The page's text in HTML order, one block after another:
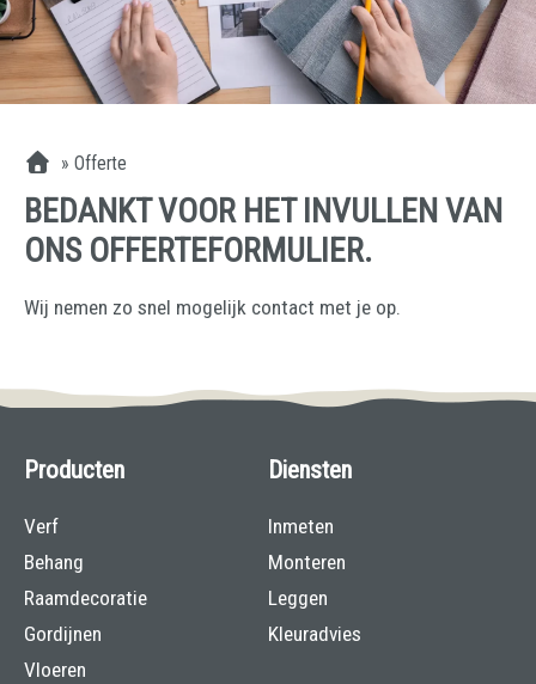
»Offerte
BEDANKT VOOR HET INVULLEN VAN
ONS OFFERTEFORMULIER.
Wij nemen zo snel mogelijk contact met je op.
Producten
Verf
Behang
Raamdecoratie
Gordijnen
Vloeren
Diensten
Inmeten
Monteren
Leggen
Kleuradvies